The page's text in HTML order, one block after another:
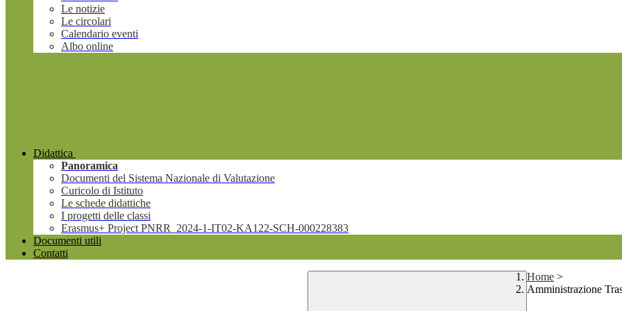
Le notizie
Le circolari
Calendario eventi
Albo online
Didattica
Panoramica
Documenti del Sistema Nazionale di Valutazione
Curicolo di Istituto
Le schede didattiche
I progetti delle classi
Erasmus+ Project PNRR_2024-1-IT02-KA122-SCH-000228383
Documenti utili
Contatti
Home >
Amministrazione